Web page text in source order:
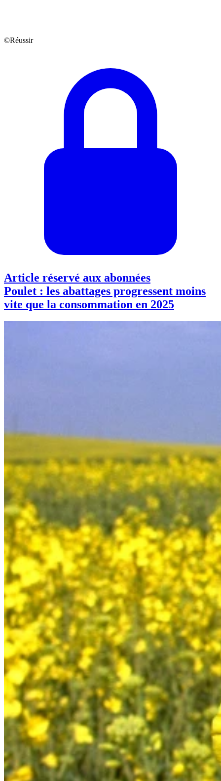
©Réussir
Article réservé aux abonnées
Poulet : les abattages progressent moins
vite que la consommation en 2025